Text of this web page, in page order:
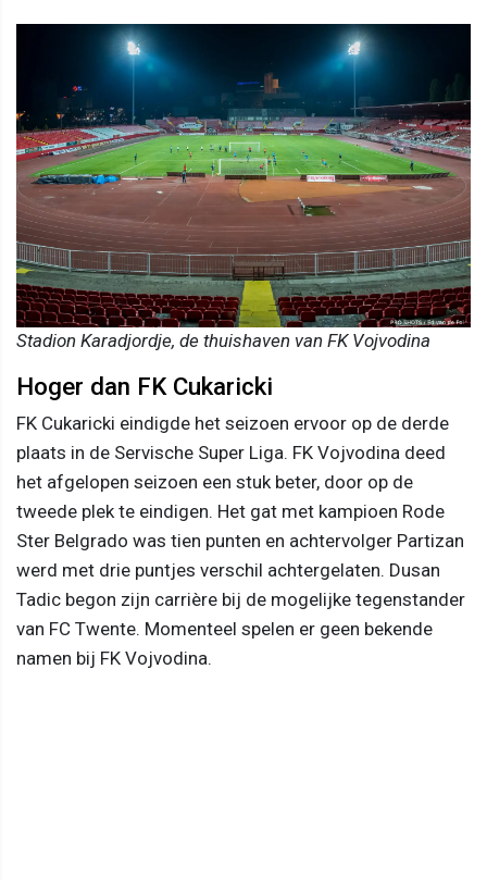
Stadion Karadjordje, de thuishaven van FK Vojvodina
Hoger dan FK Cukaricki
FK Cukaricki eindigde het seizoen ervoor op de derde
plaats in de Servische Super Liga. FK Vojvodina deed
het afgelopen seizoen een stuk beter, door op de
tweede plek te eindigen. Het gat met kampioen Rode
Ster Belgrado was tien punten en achtervolger Partizan
werd met drie puntjes verschil achtergelaten. Dusan
Tadic begon zijn carrière bij de mogelijke tegenstander
van FC Twente. Momenteel spelen er geen bekende
namen bij FK Vojvodina.